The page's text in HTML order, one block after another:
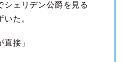
シェリデン公爵を見る
た。
直接」